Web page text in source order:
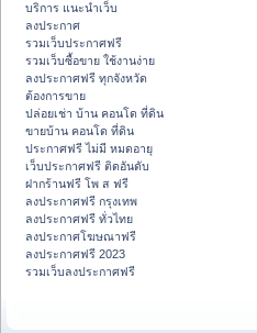
บริการ แนะนำเว็บ
ลงประกาศ
รวมเว็บประกาศฟรี
รวมเว็บซื้อขาย ใช้งานง่าย
ลงประกาศฟรี ทุกจังหวัด
ต้องการขาย
ปล่อยเช่า บ้าน คอนโด ที่ดิน
ขายบ้าน คอนโด ที่ดิน
ประกาศฟรี ไม่มี หมดอายุ
เว็บประกาศฟรี ติดอันดับ
ฝากร้านฟรี โพ ส ฟรี
ลงประกาศฟรี กรุงเทพ
ลงประกาศฟรี ทั่วไทย
ลงประกาศโฆษณาฟรี
ลงประกาศฟรี 2023
รวมเว็บลงประกาศฟรี